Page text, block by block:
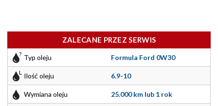
ZALECANE PRZEZ SERWIS
Typ oleju Formula Ford 0W30
Ilość oleju 6.9-10
Wymiana oleju 25.000 km lub 1 rok